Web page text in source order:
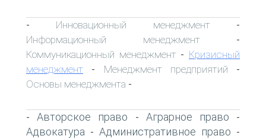
- Инновационный менеджмент -
Информационный менеджмент -
Коммуникационный менеджмент - Кризисный
менеджмент - Менеджмент предприятий -
Основы менеджмента -
-Авторское право - Аграрное право -
Адвокатура - Административное право -